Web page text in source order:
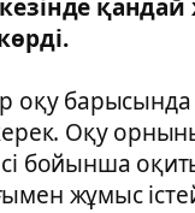
оқу
Оқу
бойынша
жұмыс